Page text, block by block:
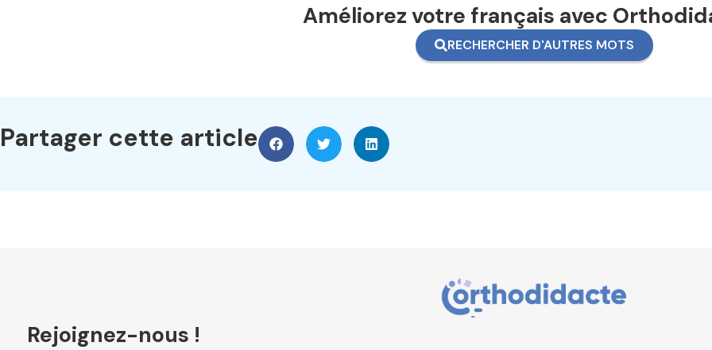
Améliorez votre français avec
RECHERCHER D'AUTRES MOTS
Partager cette article
Rejoignez-nous !